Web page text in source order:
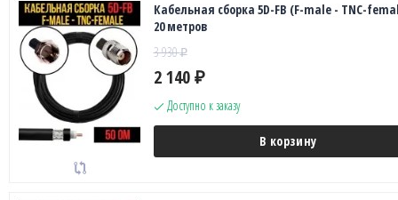
Кабельная сборка 5D-FB (F-male - TNC-
20 метров
3 930₽
2 140 ₽
Доступно к заказу
В корзину